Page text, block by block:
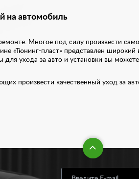
на автомобиль
Многое под силу произвести
«Тюнинг-пласт» представлен
ухода за авто и установки вы
произвести качественный уход за
водителя. Так, автокомпрессоры
резьбовых соединений и